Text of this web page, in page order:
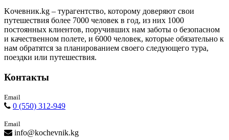
Kочевник.kg – турагентство, которому доверяют свои
путешествия более 7000 человек в год, из них 1000
постоянных клиентов, поручивших нам заботы о безопасном
и качественном полете, и 6000 человек, которые обязательно к
нам обратятся за планированием своего следующего тура,
поездки или путешествия.
Контакты
Email
0 (550) 312-949
Email
info@kochevnik.kg